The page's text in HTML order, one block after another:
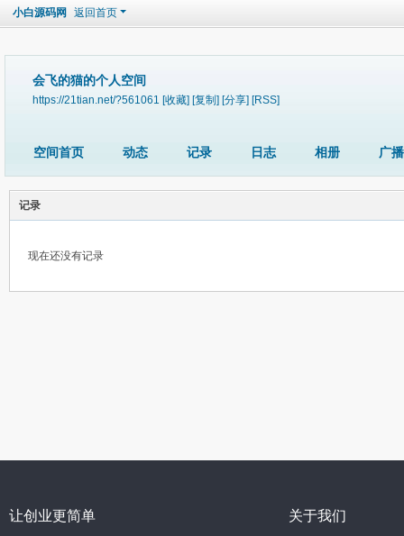
小白源码网 返回首页
会飞的猫的个人空间
https://21tian.net/?561061 [收藏] [复制] [分享] [RSS]
空间首页 动态 记录 日志 相册 广播
记录
现在还没有记录
让创业更简单 关于我们